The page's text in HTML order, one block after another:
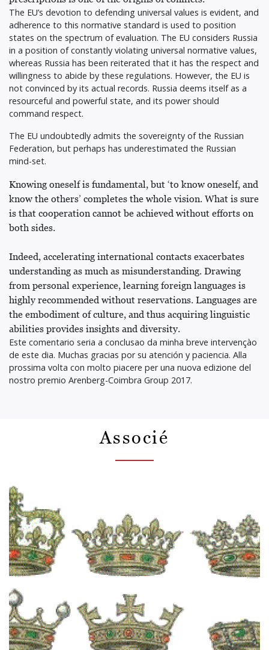
The EU’s devotion to defending universal values is evident, and
adherence to this normative standard is used to position
states on the spectrum of evaluation. The EU considers Russia
in a position of constantly violating universal normative values,
whereas Russia has been reiterated that it has the respect and
willingness to abide by these regulations. However, the EU is
not convinced by its actual records. Russia deems itself as a
resourceful and powerful state, and its power should
command respect.
The EU undoubtedly admits the sovereignty of the Russian
Federation, but perhaps has underestimated the Russian
mind-set.
Knowing oneself is fundamental, but ‘to know oneself, and
know the others’ completes the whole vision. What is sure
is that cooperation cannot be achieved without efforts on
both sides.
Indeed, accelerating international contacts exacerbates
understanding as much as misunderstanding. Drawing
from personal experience, learning foreign languages is
highly recommended without reservations. Languages are
the embodiment of culture, and thus acquiring linguistic
abilities provides insights and diversity.
Este comentario seria a conclusao da minha breve intervençào
de este dia. Muchas gracias por su atención y paciencia. Alla
prossima volta con molto piacere per una nuova edizione del
nostro premio Arenberg-Coimbra Group 2017.
Associé